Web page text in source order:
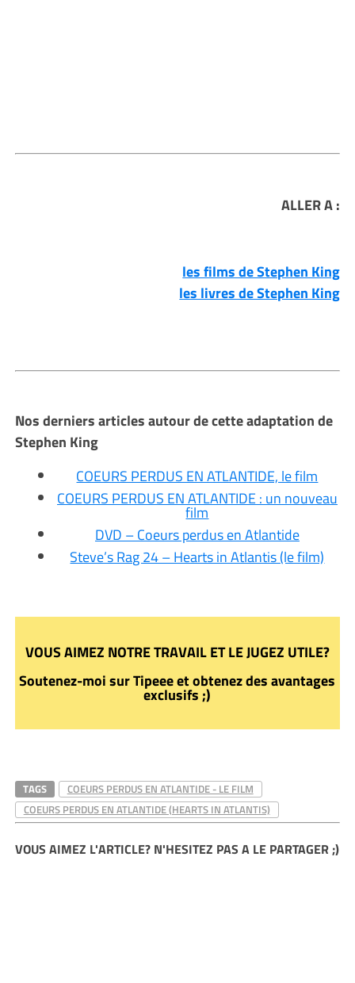
ALLER A :
les films de Stephen King
les livres de Stephen King
Nos derniers articles autour de cette adaptation de
Stephen King
COEURS PERDUS EN ATLANTIDE, le film
COEURS PERDUS EN ATLANTIDE : un nouveau
film
DVD – Coeurs perdus en Atlantide
Steve’s Rag 24 – Hearts in Atlantis (le film)
VOUS AIMEZ NOTRE TRAVAIL ET LE JUGEZ UTILE?
Soutenez-moi sur Tipeee et obtenez des avantages
exclusifs ;)
TAGS
COEURS PERDUS EN ATLANTIDE - LE FILM
COEURS PERDUS EN ATLANTIDE (HEARTS IN ATLANTIS)
VOUS AIMEZ L'ARTICLE? N'HESITEZ PAS A LE PARTAGER ;)